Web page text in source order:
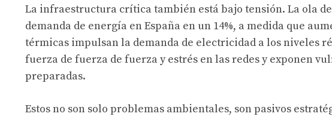
La infraestructura crítica también está bajo tensión. La ola
demanda de energía en España en un 14%, a medida que
térmicas impulsan la demanda de electricidad a los niveles
fuerza de fuerza de fuerza y ​​estrés en las redes y exponen
preparadas.
Estos no son solo problemas ambientales, son pasivos